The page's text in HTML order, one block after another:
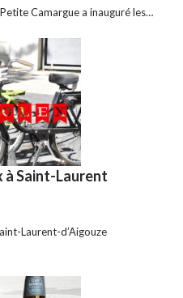
Camargue a inauguré les…
à Saint-Laurent
Laurent-d’Aigouze